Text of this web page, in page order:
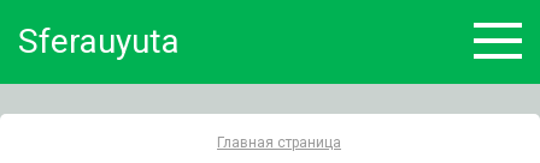
Sferauyuta
Главная страница